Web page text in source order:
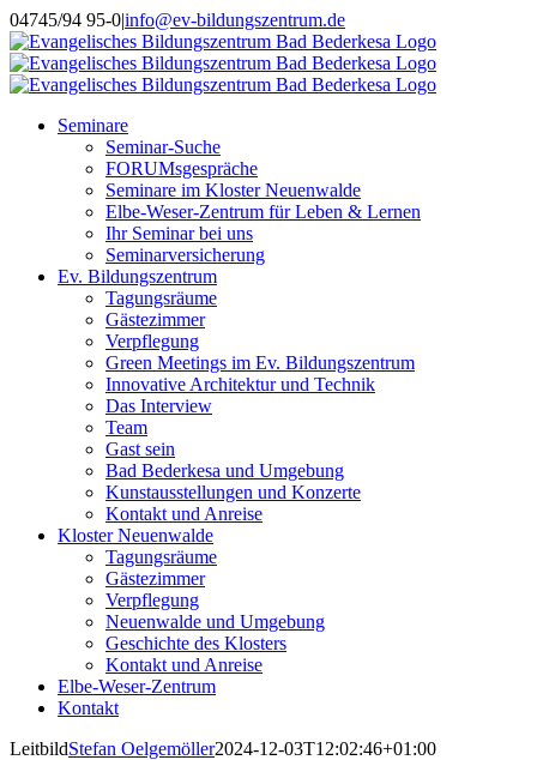
Skip
to
content
Instagram
04745/94 95-0|info@ev-bildungszentrum.de
Seminare
Seminar-Suche
FORUMsgespräche
Seminare im Kloster Neuenwalde
Elbe-Weser-Zentrum für Leben & Lernen
Ihr Seminar bei uns
Seminarversicherung
Ev. Bildungszentrum
Tagungsräume
Gästezimmer
Verpflegung
Green Meetings im Ev. Bildungszentrum
Innovative Architektur und Technik
Das Interview
Team
Gast sein
Bad Bederkesa und Umgebung
Kunstausstellungen und Konzerte
Kontakt und Anreise
Kloster Neuenwalde
Tagungsräume
Gästezimmer
Verpflegung
Neuenwalde und Umgebung
Geschichte des Klosters
Kontakt und Anreise
Elbe-Weser-Zentrum
Kontakt
LeitbildStefan Oelgemöller2024-12-03T12:02:46+01:00